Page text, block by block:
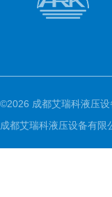
©2026 成都艾瑞科液压设
成都艾瑞科液压设备有